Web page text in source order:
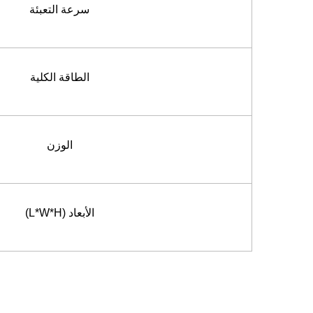
سرعة التعبئة
الطاقة الكلية
الوزن
الأبعاد (L*W*H)